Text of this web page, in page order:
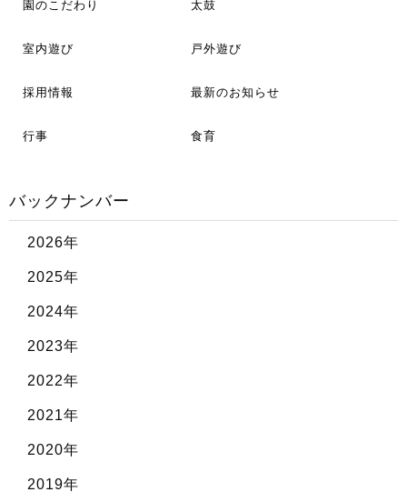
園のこだわり 太鼓
室内遊び 戸外遊び
採用情報 最新のお知らせ
行事 食育
バックナンバー
2026年
2025年
2024年
2023年
2022年
2021年
2020年
2019年